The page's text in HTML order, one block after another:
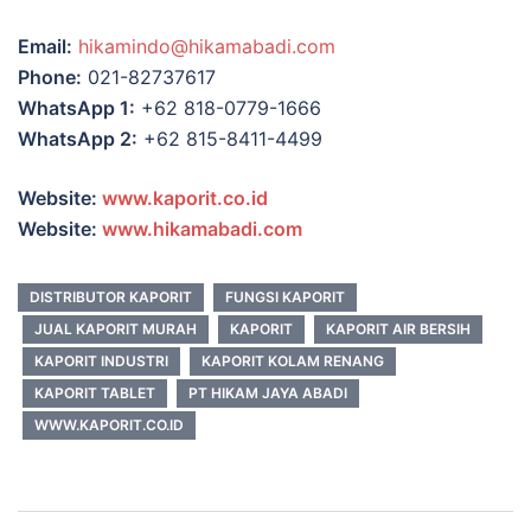
Email: hikamindo@hikamabadi.com
Phone: 021-82737617
WhatsApp 1: +62 818-0779-1666
WhatsApp 2: +62 815-8411-4499
Website: www.kaporit.co.id
Website: www.hikamabadi.com
DISTRIBUTOR KAPORIT
FUNGSI KAPORIT
JUAL KAPORIT MURAH
KAPORIT
KAPORIT AIR BERSIH
KAPORIT INDUSTRI
KAPORIT KOLAM RENANG
KAPORIT TABLET
PT HIKAM JAYA ABADI
WWW.KAPORIT.CO.ID